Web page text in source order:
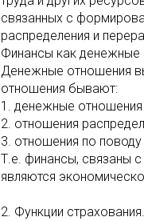
связанных с
распределения и
Финансы как денежные
Денежные отношения
отношения бывают:
1. денежные отношения
2. отношения
3. отношения по
Т.е. финансы, связаны
являются
2. Функции страхования.